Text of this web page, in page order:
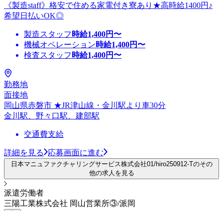
《製造staff》格安で住める家電付き寮あり★高時給1400円♪
希望日払いOK◎
製造スタッフ 時給1,400円〜
機械オペレーション時給1,400円〜
検査スタッフ 時給1,400円〜
勤務地
面接地
岡山県赤磐市 ★JR津山線・金川駅より車30分
金川駅、野々口駅、建部駅
交通費支給
詳細を見る 応募画面に進む
日本マニュファクチャリングサービス株式会社01/hiro250912-Tのその
他の求人を見る
派遣労働者
三陽工業株式会社 岡山営業所③/派岡